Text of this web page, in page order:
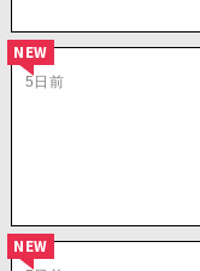
5日前
NEW
NEW